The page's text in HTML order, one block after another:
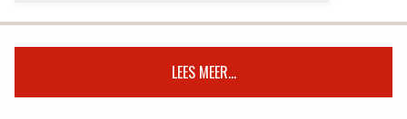
LEES MEER...